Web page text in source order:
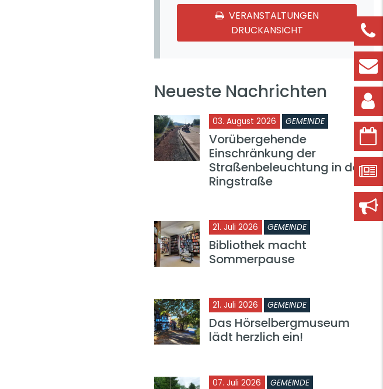
VERANSTALTUNGEN
DRUCKANSICHT
Neueste Nachrichten
03. August 2026 GEMEINDE
Vorübergehende
Einschränkung der
Straßenbeleuchtung in der
Ringstraße
21. Juli 2026 GEMEINDE
Bibliothek macht
Sommerpause
21. Juli 2026 GEMEINDE
Das Hörselbergmuseum
lädt herzlich ein!
07. Juli 2026 GEMEINDE